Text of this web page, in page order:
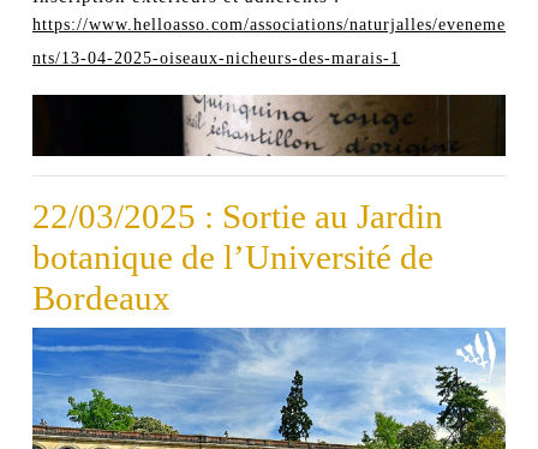
https://www.helloasso.com/associations/naturjalles/eveneme
nts/13-04-2025-oiseaux-nicheurs-des-marais-1
22/03/2025 : Sortie au Jardin
botanique de l’Université de
Bordeaux